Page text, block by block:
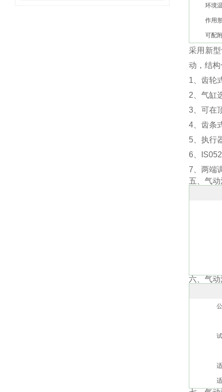
环境
作用
可配
采用新
动，结
1、齿轮
2、气缸
3、可在
4、齿条
5、执行
6、
7、两端
五、气
六、气